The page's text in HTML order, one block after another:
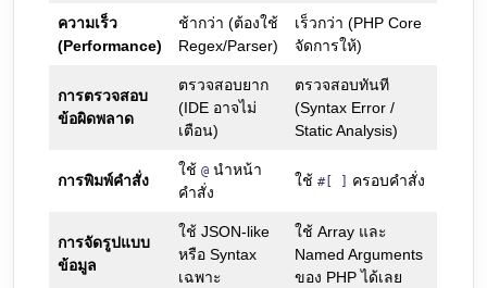
ความเร็ว
(Performance)
ช้ากว่า (ต้องใช้
Regex/Parser)
เร็วกว่า (PHP Core
จัดการให้)
การตรวจสอบ
ข้อผิดพลาด
ตรวจสอบยาก
(IDE อาจไม่
เตือน)
ตรวจสอบทันที
(Syntax Error /
Static Analysis)
การพิมพ์คำสั่ง
ใช้ @ นำหน้า
คำสั่ง
ใช้ #[ ] ครอบคำสั่ง
การจัดรูปแบบ
ข้อมูล
ใช้ JSON-like
หรือ Syntax
เฉพาะ
ใช้ Array และ
Named Arguments
ของ PHP ได้เลย